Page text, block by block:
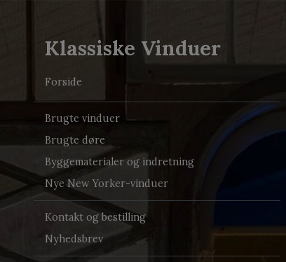
Klassiske Vinduer
Forside
Brugte vinduer
Brugte døre
Byggematerialer og indretning
Nye New Yorker-vinduer
Kontakt og bestilling
Nyhedsbrev